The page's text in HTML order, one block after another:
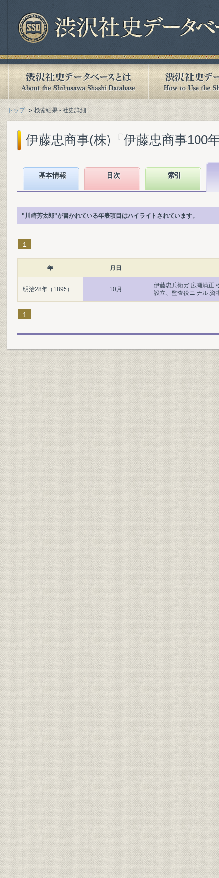
トップ 検索結果 - 社史詳細
伊藤忠商事(株)『伊藤忠商事100
基本情報 目次 索引
"川崎芳太郎"が書かれている年表項目はハイライトされています。
1
年 月日
明治28年（1895） 10月
伊藤忠兵衛ガ 広瀬満正
設立、監査役ニ ナル.資
1